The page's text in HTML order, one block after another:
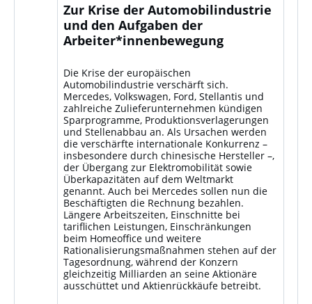
Zur Krise der Automobilindustrie
und den Aufgaben der
Arbeiter*innenbewegung
Die Krise der europäischen
Automobilindustrie verschärft sich.
Mercedes, Volkswagen, Ford, Stellantis und
zahlreiche Zulieferunternehmen kündigen
Sparprogramme, Produktionsverlagerungen
und Stellenabbau an. Als Ursachen werden
die verschärfte internationale Konkurrenz –
insbesondere durch chinesische Hersteller –,
der Übergang zur Elektromobilität sowie
Überkapazitäten auf dem Weltmarkt
genannt. Auch bei Mercedes sollen nun die
Beschäftigten die Rechnung bezahlen.
Längere Arbeitszeiten, Einschnitte bei
tariflichen Leistungen, Einschränkungen
beim Homeoffice und weitere
Rationalisierungsmaßnahmen stehen auf der
Tagesordnung, während der Konzern
gleichzeitig Milliarden an seine Aktionäre
ausschüttet und Aktienrückkäufe betreibt.